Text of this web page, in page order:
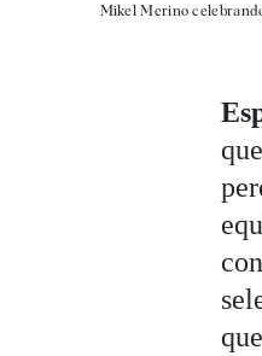
Mikel Merino